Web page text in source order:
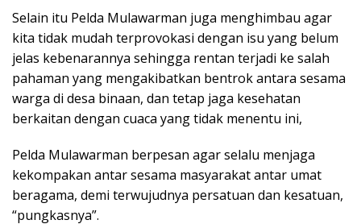
Selain itu Pelda Mulawarman juga menghimbau agar
kita tidak mudah terprovokasi dengan isu yang belum
jelas kebenarannya sehingga rentan terjadi ke salah
pahaman yang mengakibatkan bentrok antara sesama
warga di desa binaan, dan tetap jaga kesehatan
berkaitan dengan cuaca yang tidak menentu ini,
Pelda Mulawarman berpesan agar selalu menjaga
kekompakan antar sesama masyarakat antar umat
beragama, demi terwujudnya persatuan dan kesatuan,
“pungkasnya”.